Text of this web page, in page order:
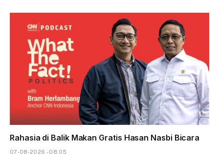
Rahasia di Balik Makan Gratis Hasan Nasbi Bicara
07-08-2026 - 08.05